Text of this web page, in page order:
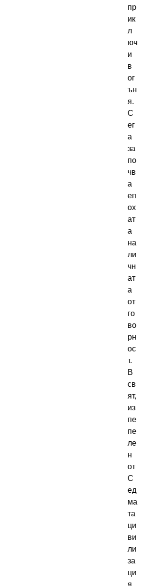
пр
ик
л
юч
и
в
ог
ън
я.
С
ег
а
за
по
чв
а
еп
ох
ат
а
на
ли
чн
ат
а
от
го
во
рн
ос
т.
В
св
ят,
из
пе
пе
ле
н
от
С
ед
ма
та
ци
ви
ли
за
ци
я,